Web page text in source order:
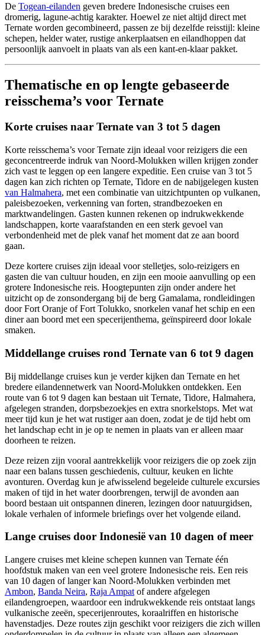
De Togean-eilanden geven bredere Indonesische cruises een
dromerig, lagune-achtig karakter. Hoewel ze niet altijd direct met
Ternate worden gecombineerd, passen ze bij dezelfde reisstijl: kleine
schepen, helder water, rustige ankerplaatsen en eilandhoppen dat
persoonlijk aanvoelt in plaats van als een kant-en-klaar pakket.
Thematische en op lengte gebaseerde
reisschema’s voor Ternate
Korte cruises naar Ternate van 3 tot 5 dagen
Korte reisschema’s voor Ternate zijn ideaal voor reizigers die een
geconcentreerde indruk van Noord-Molukken willen krijgen zonder
zich vast te leggen op een langere expeditie. Een cruise van 3 tot 5
dagen kan zich richten op Ternate, Tidore en de nabijgelegen kusten
van Halmahera, met een combinatie van uitzichtpunten op vulkanen,
paleisbezoeken, verkenning van forten, strandbezoeken en
marktwandelingen. Gasten kunnen rekenen op indrukwekkende
landschappen, korte vaarafstanden en een sterk gevoel van
verbondenheid met de plek vanaf het moment dat ze aan boord
gaan.
Deze kortere cruises zijn ideaal voor stelletjes, solo-reizigers en
gasten die van cultuur houden, en zijn een mooie aanvulling op een
grotere Indonesische reis. Hoogtepunten zijn onder andere het
uitzicht op de zonsondergang bij de berg Gamalama, rondleidingen
door Fort Oranje of Fort Tolukko, snorkelen vanaf het schip en een
diner aan boord met een specerijenthema, geïnspireerd door lokale
smaken.
Middellange cruises rond Ternate van 6 tot 9 dagen
Bij middellange cruises kun je verder kijken dan Ternate en het
bredere eilandennetwerk van Noord-Molukken ontdekken. Een
route van 6 tot 9 dagen kan bestaan uit Ternate, Tidore, Halmahera,
afgelegen stranden, dorpsbezoekjes en extra snorkelstops. Met wat
meer tijd kun je het wat rustiger aan doen, zodat je de tijd hebt om
het landschap echt in je op te nemen in plaats van er alleen maar
doorheen te reizen.
Deze reizen zijn vooral aantrekkelijk voor reizigers die op zoek zijn
naar een balans tussen geschiedenis, cultuur, keuken en lichte
avonturen. Overdag kun je afwisselend begeleide culturele excursies
maken of tijd in het water doorbrengen, terwijl de avonden aan
boord bestaan uit ontspannen dineren, lezingen door natuurgidsen,
lokale verhalen of informele briefings over het volgende eiland.
Lange cruises door Indonesië van 10 dagen of meer
Langere cruises met kleine schepen kunnen van Ternate één
hoofdstuk maken van een veel grotere Indonesische reis. Een reis
van 10 dagen of langer kan Noord-Molukken verbinden met
Ambon, Banda Neira, Raja Ampat of andere afgelegen
eilandengroepen, waardoor een indrukwekkende reis ontstaat langs
vulkanische zeeën, specerijenroutes, koraalriffen en historische
havenstadjes. Deze routes zijn geschikt voor reizigers die zich willen